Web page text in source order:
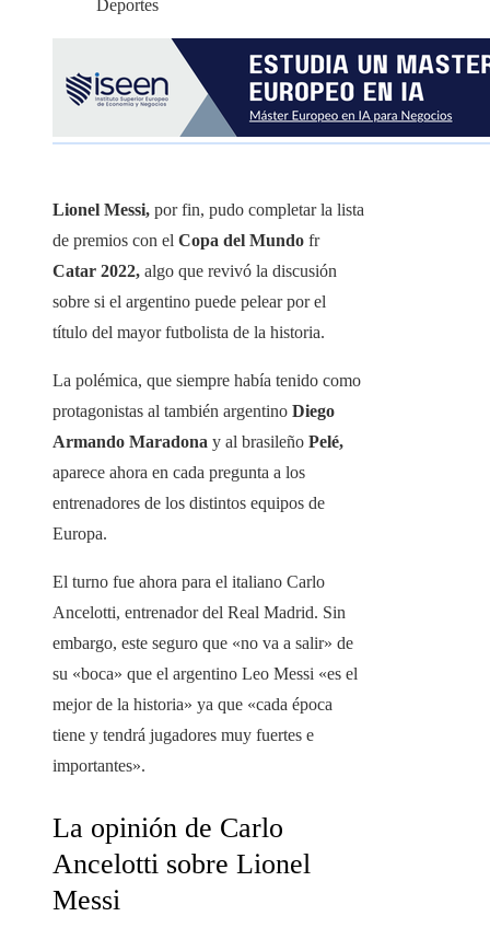
Lionel Messi, por fin, pudo completar la lista
de premios con el Copa del Mundo fr
Catar 2022, algo que revivó la discusión
sobre si el argentino puede pelear por el
título del mayor futbolista de la historia.
La polémica, que siempre había tenido como
protagonistas al también argentino Diego
Armando Maradona y al brasileño Pelé,
aparece ahora en cada pregunta a los
entrenadores de los distintos equipos de
Europa.
El turno fue ahora para el italiano Carlo
Ancelotti, entrenador del Real Madrid. Sin
embargo, este seguro que «no va a salir» de
su «boca» que el argentino Leo Messi «es el
mejor de la historia» ya que «cada época
tiene y tendrá jugadores muy fuertes e
importantes».
La opinión de Carlo
Ancelotti sobre Lionel
Messi